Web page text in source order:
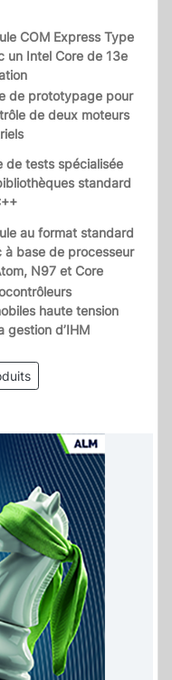
COM Express Type
un Intel Core de 13e
de prototypage pour
de deux moteurs
de tests spécialisée
standard
au format standard
à base de processeur
N97 et Core
haute tension
gestion d’IHM